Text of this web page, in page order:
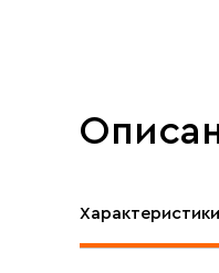
Характеристики